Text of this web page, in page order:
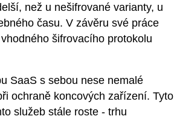
než u nešifrované varianty, u
času. V závěru své práce
šifrovacího protokolu
SaaS s sebou nese nemalé
ochraně koncových zařízení. Tyto
služeb stále roste - trhu